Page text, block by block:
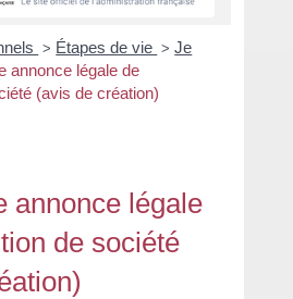
> Étapes de vie > Je
annonce légale de
(avis de création)
annonce légale
de société